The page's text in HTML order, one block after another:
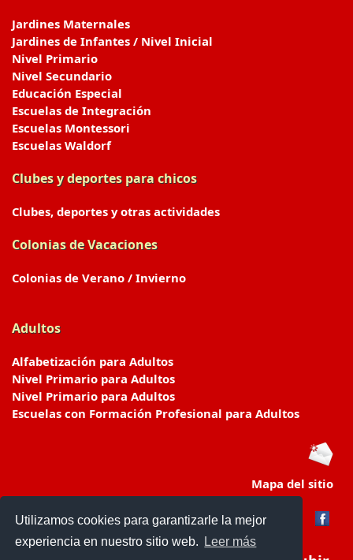
Utilizamos cookies para garantizarle la mejor
experiencia en nuestro sitio web.
Leer más
Jardines Maternales
Jardines de Infantes / Nivel Inicial
Nivel Primario
Nivel Secundario
Educación Especial
Escuelas de Integración
Escuelas Montessori
Escuelas Waldorf
Clubes y deportes para chicos
Clubes, deportes y otras actividades
Colonias de Vacaciones
Colonias de Verano / Invierno
Adultos
Alfabetización para Adultos
Nivel Primario para Adultos
Nivel Primario para Adultos
Escuelas con Formación Profesional para Adultos
Mapa del sitio